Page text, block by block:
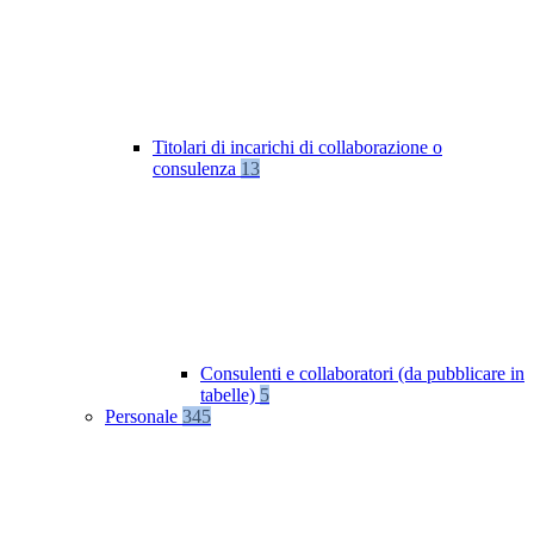
Titolari di incarichi di collaborazione o
consulenza 13
Consulenti e collaboratori (da pubblicare in
tabelle) 5
Personale 345